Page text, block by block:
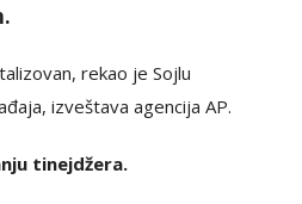
rekao je Sojlu
izveštava agencija AP.
tinejdžera.